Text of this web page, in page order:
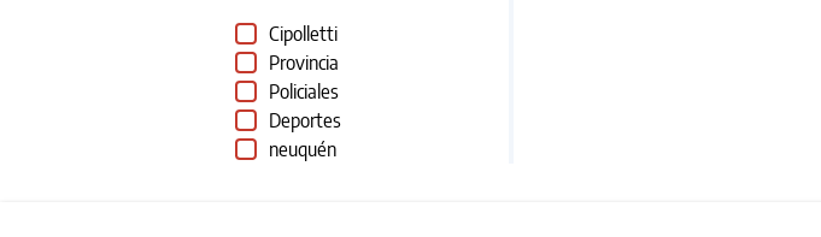
Cipolletti
Provincia
Policiales
Deportes
neuquén